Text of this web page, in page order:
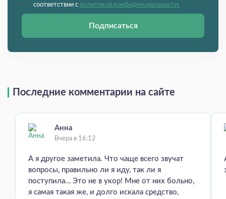
соответствии с политикой конфиденциальности.
Подписаться
Последние комментарии на сайте
Анна
Вчера в 16:12
А я другое заметила. Что чаще всего звучат
вопросы, правильно ли я иду, так ли я
поступила… Это не в укор! Мне от них больно,
я самая такая же, и долго искала средство,